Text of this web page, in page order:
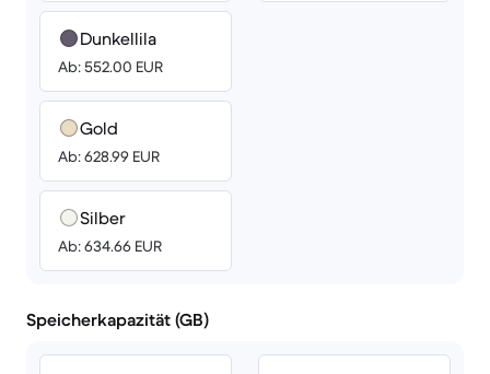
Dunkellila
Ab: 552.00 EUR
Gold
Ab: 628.99 EUR
Silber
Ab: 634.66 EUR
Speicherkapazität (GB)